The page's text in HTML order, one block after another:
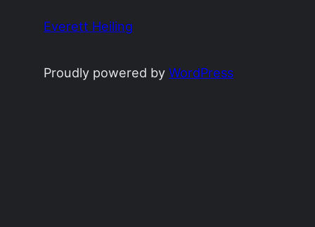
Everett Heiling
Proudly powered byWordPress